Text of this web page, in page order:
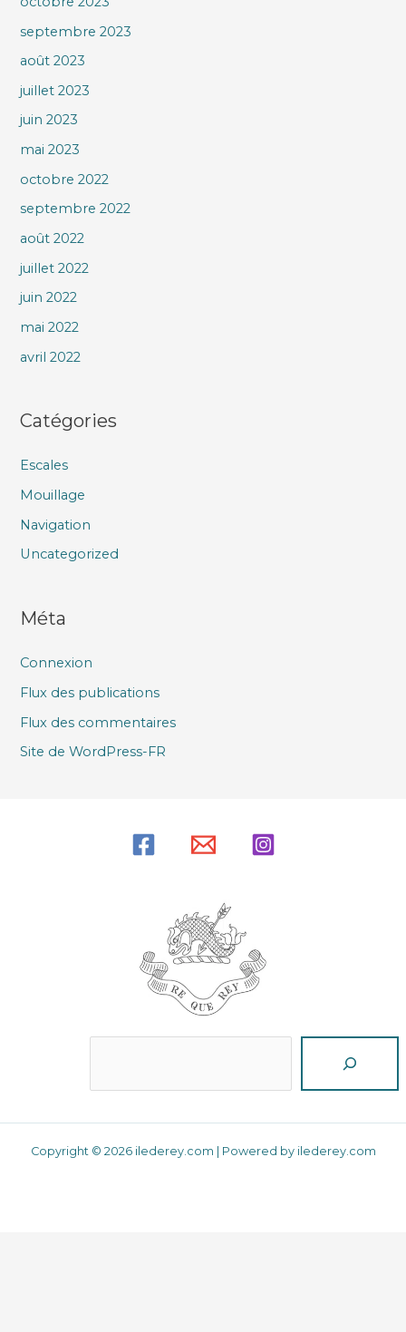
septembre 2023
août 2023
juillet 2023
juin 2023
mai 2023
octobre 2022
septembre 2022
août 2022
juillet 2022
juin 2022
mai 2022
avril 2022
Catégories
Escales
Mouillage
Navigation
Uncategorized
Méta
Connexion
Flux des publications
Flux des commentaires
Site de WordPress-FR
Copyright © 2026 ilederey.com | Powered by ilederey.com